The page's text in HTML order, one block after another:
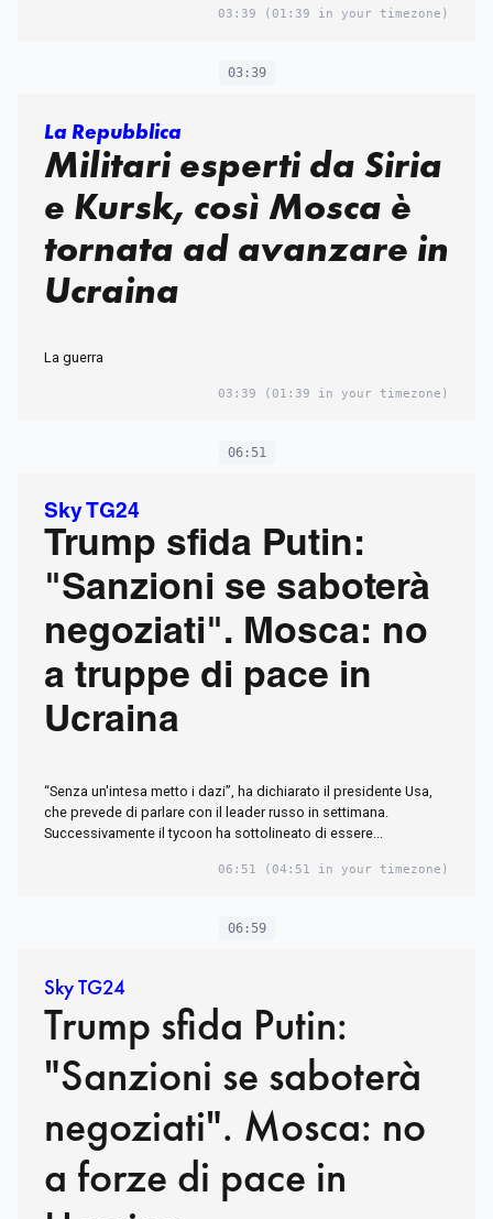
03:39 (01:39 in your timezone)
03:39
La Repubblica
Militari esperti da Siria
e Kursk, così Mosca è
tornata ad avanzare in
Ucraina
La guerra
03:39 (01:39 in your timezone)
06:51
Sky TG24
Trump sfida Putin:
"Sanzioni se saboterà
negoziati". Mosca: no
a truppe di pace in
Ucraina
“Senza un'intesa metto i dazi”, ha dichiarato il presidente Usa,
che prevede di parlare con il leader russo in settimana.
Successivamente il tycoon ha sottolineato di essere...
06:51 (04:51 in your timezone)
06:59
Sky TG24
Trump sfida Putin:
"Sanzioni se saboterà
negoziati". Mosca: no
a forze di pace in